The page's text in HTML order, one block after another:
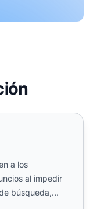
a los
al impedir
búsqueda,